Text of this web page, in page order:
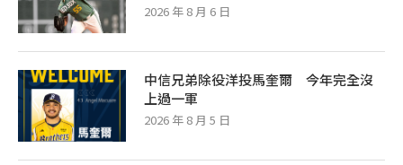
2026 年 8 月 6 日
中信兄弟除役洋投馬奎爾 今年完全沒
上過一軍
2026 年 8 月 5 日